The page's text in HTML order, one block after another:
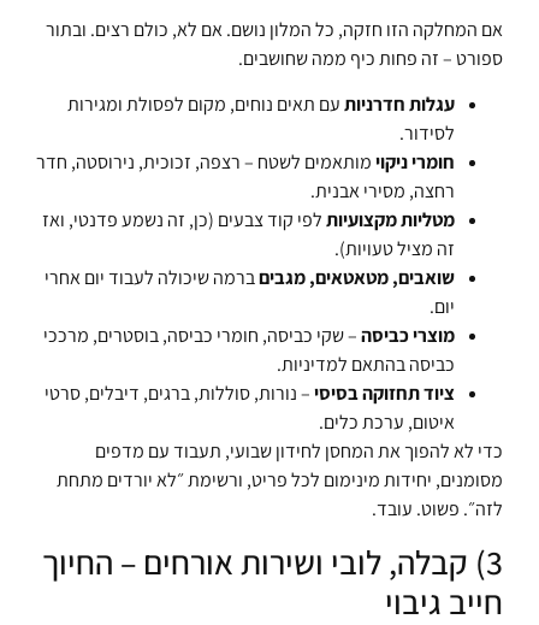
אם המחלקה הזו חזקה, כל המלון נושם. אם לא, כולם רצים. ובתור
ספורט – זה פחות כיף ממה שחושבים.
עגלות חדרניותעם תאים נוחים, מקום לפסולת ומגירות
לסידור.
חומרי ניקוימותאמים לשטח – רצפה, זכוכית, נירוסטה, חדר
רחצה, מסירי אבנית.
מטליות מקצועיותלפי קוד צבעים (כן, זה נשמע פדנטי, ואז
זה מציל טעויות).
שואבים, מטאטאים, מגביםברמה שיכולה לעבוד יום אחרי
יום.
מוצרי כביסה– שקי כביסה, חומרי כביסה, בוסטרים, מרככי
כביסה בהתאם למדיניות.
ציוד תחזוקה בסיסי– נורות, סוללות, ברגים, דיבלים, סרטי
איטום, ערכת כלים.
כדי לא להפוך את המחסן לחידון שבועי, תעבוד עם מדפים
מסומנים, יחידות מינימום לכל פריט, ורשימת ״לא יורדים מתחת
לזה״. פשוט. עובד.
3) קבלה, לובי ושירות אורחים – החיוך
חייב גיבוי